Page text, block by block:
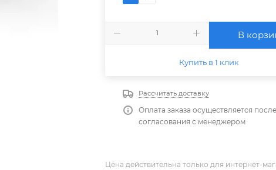
В
Купить в 1 клик
Рассчитать доставку
Оплата заказа осуществляется после
согласования с менеджером
Цена действительна только для интернет-